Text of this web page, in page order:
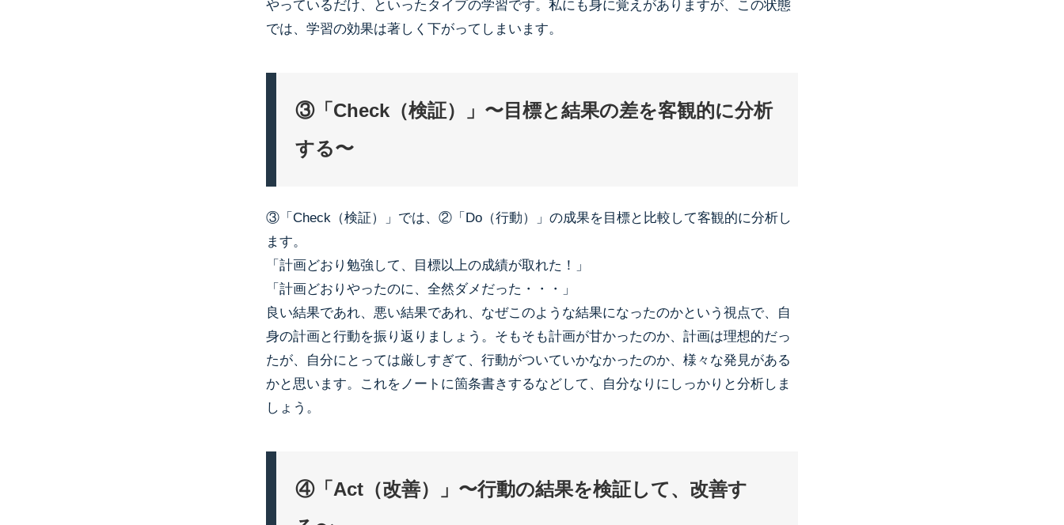
やっているだけ、といったタイプの学習です。私にも身に覚えがありますが、この状態
では、学習の効果は著しく下がってしまいます。
③「Check（検証）」〜目標と結果の差を客観的に分析
する〜
③「Check（検証）」では、②「Do（行動）」の成果を目標と比較して客観的に分析し
ます。
「計画どおり勉強して、目標以上の成績が取れた！」
「計画どおりやったのに、全然ダメだった・・・」
良い結果であれ、悪い結果であれ、なぜこのような結果になったのかという視点で、自
身の計画と行動を振り返りましょう。そもそも計画が甘かったのか、計画は理想的だっ
たが、自分にとっては厳しすぎて、行動がついていかなかったのか、様々な発見がある
かと思います。これをノートに箇条書きするなどして、自分なりにしっかりと分析しま
しょう。
④「Act（改善）」〜行動の結果を検証して、改善す